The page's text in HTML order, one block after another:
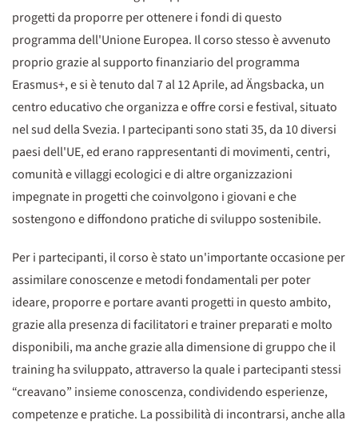
progetti da proporre per ottenere i fondi di questo
programma dell'Unione Europea. Il corso stesso è avvenuto
proprio grazie al supporto finanziario del programma
Erasmus+, e si è tenuto dal 7 al 12 Aprile, ad Ängsbacka, un
centro educativo che organizza e offre corsi e festival, situato
nel sud della Svezia. I partecipanti sono stati 35, da 10 diversi
paesi dell'UE, ed erano rappresentanti di movimenti, centri,
comunità e villaggi ecologici e di altre organizzazioni
impegnate in progetti che coinvolgono i giovani e che
sostengono e diffondono pratiche di sviluppo sostenibile.
Per i partecipanti, il corso è stato un'importante occasione per
assimilare conoscenze e metodi fondamentali per poter
ideare, proporre e portare avanti progetti in questo ambito,
grazie alla presenza di facilitatori e trainer preparati e molto
disponibili, ma anche grazie alla dimensione di gruppo che il
training ha sviluppato, attraverso la quale i partecipanti stessi
“creavano” insieme conoscenza, condividendo esperienze,
competenze e pratiche. La possibilità di incontrarsi, anche alla